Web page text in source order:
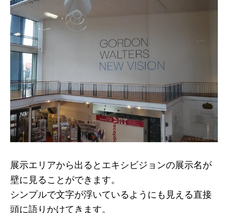
展示エリアから出るとエキシビジョンの展示名が
壁に見ることができます。
シンプルで文字が浮いているようにも見える直接
頭に語りかけてきます。